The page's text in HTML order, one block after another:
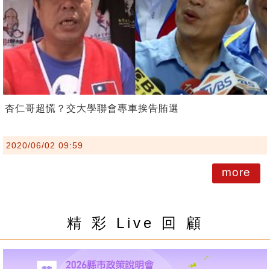
杏仁哥超慌？交大學聯會專車挨告賄選
2020/06/02 09:59
more
精 彩 Live 回 顧